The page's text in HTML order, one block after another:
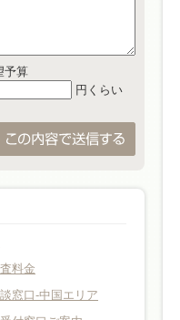
予算
円くらい
料金
窓口-中国エリア